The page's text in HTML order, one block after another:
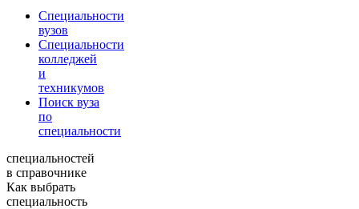
Специальности
вузов
Специальности
колледжей
и
техникумов
Поиск вуза
по
специальности
специальностей
в справочнике
Как выбрать
специальность